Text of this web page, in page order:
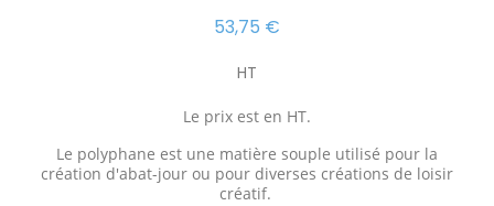
53,75 €
HT
Le prix est en HT.
Le polyphane est une matière souple utilisé pour la
création d'abat-jour ou pour diverses créations de loisir
créatif.